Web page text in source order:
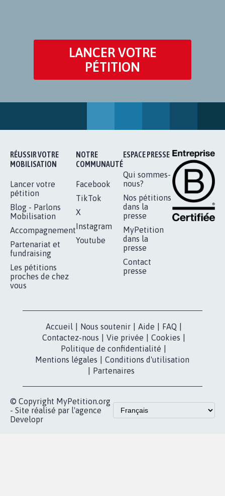
LANCER VOTRE
PÉTITION
RÉUSSIR VOTRE
MOBILISATION
Lancer votre
pétition
Blog - Parlons
Mobilisation
Accompagnement
Partenariat et
fundraising
Les pétitions
proches de chez
vous
NOTRE
COMMUNAUTÉ
Facebook
TikTok
X
Instagram
Youtube
ESPACE PRESSE
Qui sommes-
nous?
Nos pétitions
dans la
presse
MyPetition
dans la
presse
Contact
presse
Accueil Nous soutenir Aide FAQ
Contactez-nous
Vie privée Cookies
Politique de confidentialité
Mentions légales
Conditions d'utilisation
Partenaires
© Copyright MyPetition.org
- Site réalisé par l'agence
Developr